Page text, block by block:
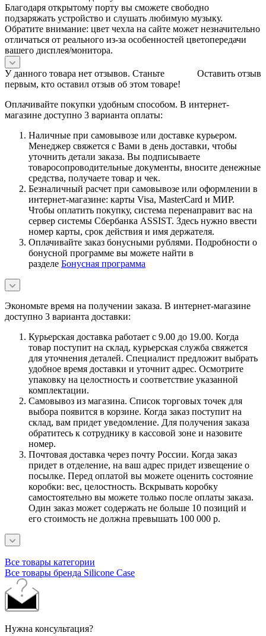
Благодаря открытому порту вы сможете свободно
подзаряжать устройство и слушать любимую музыку.
Обратите внимание: цвет чехла на сайте может незначительно
отличаться от реального из-за особенностей цветопередачи
вашего дисплея/монитора.
Оставить отзыв
У данного товара нет отзывов. Станьте
первым, кто оставил отзыв об этом товаре!
Оплачивайте покупки удобным способом. В интернет-
магазине доступно 3 варианта оплаты:
Наличные при самовывозе или доставке курьером.
Менеджер свяжется с Вами в день доставки, чтобы
уточнить детали заказа. Вы подписываете
товаросопроводительные документы, вносите денежные
средства, получаете товар и чек.
Безналичный расчет при самовывозе или оформлении в
интернет-магазине: карты Visa, MasterCard и МИР.
Чтобы оплатить покупку, система перенаправит вас на
сервер системы Сбербанка ASSIST. Здесь нужно ввести
номер карты, срок действия и имя держателя.
Оплачивайте заказ бонусными рублями. Подробности о
бонусной программе вы можете найти в
разделе Бонусная программа
Экономьте время на получении заказа. В интернет-магазине
доступно 3 варианта доставки:
Курьерская доставка работает с 9.00 до 19.00. Когда
товар поступит на склад, курьерская служба свяжется
для уточнения деталей. Специалист предложит выбрать
удобное время доставки и уточнит адрес. Осмотрите
упаковку на целостность и соответствие указанной
комплектации.
Самовывоз из магазина. Список торговых точек для
выбора появится в корзине. Когда заказ поступит на
склад, вам придет уведомление. Для получения заказа
обратитесь к сотруднику в кассовой зоне и назовите
номер.
Почтовая доставка через почту России. Когда заказ
придет в отделение, на ваш адрес придет извещение о
посылке. Перед оплатой вы можете оценить состояние
коробки: вес, целостность. Вскрывать коробку
самостоятельно вы можете только после оплаты заказа.
Один заказ может содержать не больше 10 позиций и
его стоимость не должна превышать 100 000 р.
Все товары категории
Все товары бренда Silicone Case
Нужна консультация?